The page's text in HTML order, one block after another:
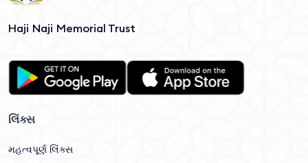
Haji Naji Memorial Trust
લિંક્સ
મહત્વપૂર્ણ લિંક્સ